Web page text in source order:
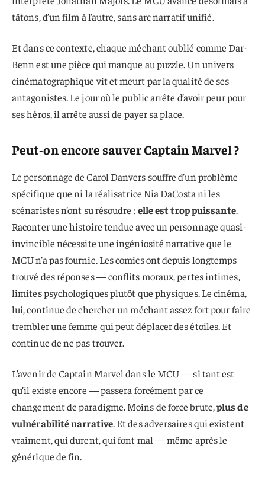
tâtons, d’un film à l’autre, sans arc narratif unifié.
Et dans ce contexte, chaque méchant oublié comme Dar-
Benn est une pièce qui manque au puzzle. Un univers
cinématographique vit et meurt par la qualité de ses
antagonistes. Le jour où le public arrête d’avoir peur pour
ses héros, il arrête aussi de payer sa place.
Peut-on encore sauver Captain Marvel ?
Le personnage de Carol Danvers souffre d’un problème
spécifique que ni la réalisatrice Nia DaCosta ni les
scénaristes n’ont su résoudre :elle est trop puissante.
Raconter une histoire tendue avec un personnage quasi-
invincible nécessite une ingéniosité narrative que le
MCU n’a pas fournie. Les comics ont depuis longtemps
trouvé des réponses — conflits moraux, pertes intimes,
limites psychologiques plutôt que physiques. Le cinéma,
lui, continue de chercher un méchant assez fort pour faire
trembler une femme qui peut déplacer des étoiles. Et
continue de ne pas trouver.
L’avenir de Captain Marvel dans le MCU — si tant est
qu’il existe encore — passera forcément par ce
changement de paradigme. Moins de force brute,plus de
vulnérabilité narrative. Et des adversaires qui existent
vraiment, qui durent, qui font mal — même après le
générique de fin.